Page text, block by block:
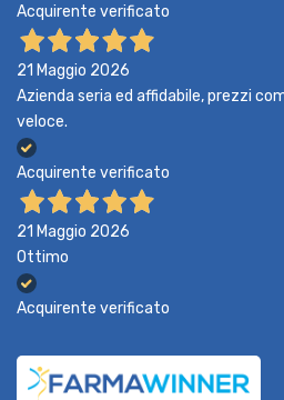
Acquirente verificato
21 Maggio 2026
Azienda seria ed affidabile, prezzi
veloce.
Acquirente verificato
21 Maggio 2026
Ottimo
Acquirente verificato